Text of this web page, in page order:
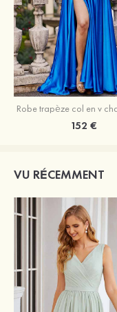
152 €
VU RÉCEMMENT